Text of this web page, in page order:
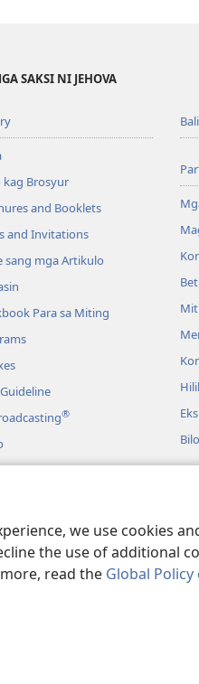
we use cookies
the use of additional
read the Global
SAKSI NI JEHOVA
kag Brosyur
and Booklets
and Invitations
sang mga Artikulo
Para sa Miting
®
nga Pagbasa sa Biblia
Bible and Tract Society of